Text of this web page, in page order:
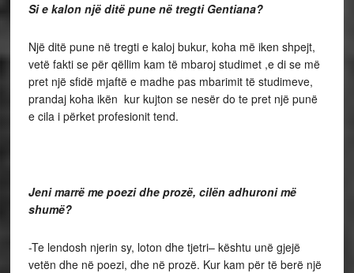
Si e kalon një ditë pune në tregti Gentiana?
Një ditë pune në tregti e kaloj bukur, koha më iken shpejt,
vetë fakti se për qëllim kam të mbaroj studimet ,e di se më
pret një sfidë mjaftë e madhe pas mbarimit të studimeve,
prandaj koha ikën kur kujton se nesër do te pret një punë
e cila i përket profesionit tend.
Jeni marrë me poezi dhe prozë, cilën adhuroni më
shumë?
-Te lendosh njerin sy, loton dhe tjetri– kështu unë gjejë
vetën dhe në poezi, dhe në prozë. Kur kam për të berë një